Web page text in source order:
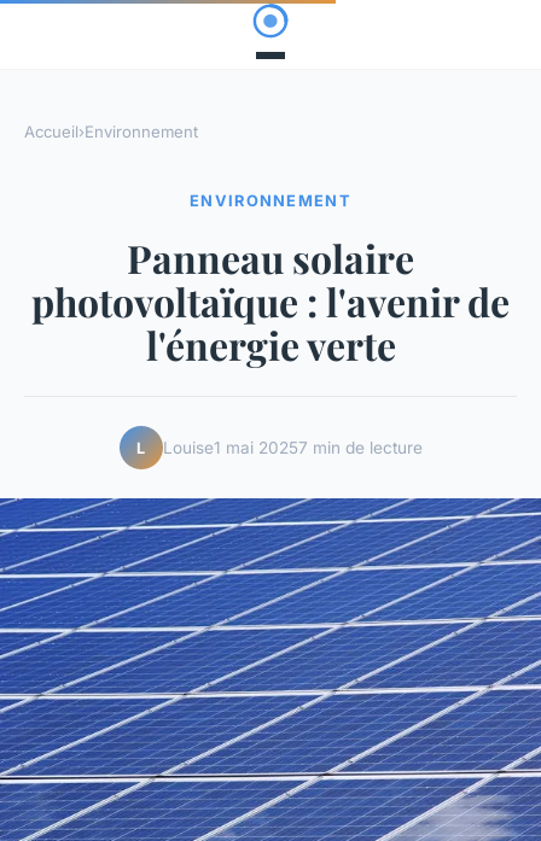
Accueil›Environnement
ENVIRONNEMENT
Panneau solaire
photovoltaïque : l'avenir de
l'énergie verte
L Louise1 mai 20257 min de lecture